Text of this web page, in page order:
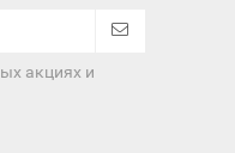
акциях и